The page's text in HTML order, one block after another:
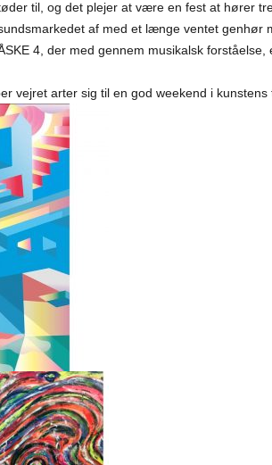
til, og det plejer at være en fest at hører
af med et længe ventet genhør
4, der med gennem musikalsk forståelse,
vejret arter sig til en god weekend i kunstens